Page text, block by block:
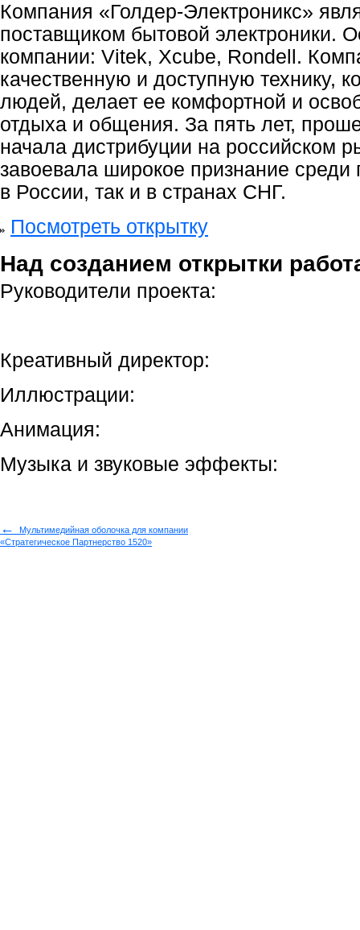
Компания «Голдер-Электроникс»
поставщиком бытовой электроники.
компании: Vitek, Xcube, Rondell.
качественную и доступную технику,
людей, делает ее комфортной и
отдыха и общения. За пять лет,
начала дистрибуции на российском
завоевала широкое признание среди
в России, так и в странах СНГ.
Посмотреть открытку
Над созданием открытки
Руководители проекта:
Креативный директор:
Иллюстрации:
Анимация:
Музыка и звуковые эффекты:
←
Мультимедийная оболочка для компании
«Стратегическое Партнерство 1520»